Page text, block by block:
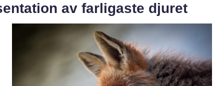
av farligaste djuret